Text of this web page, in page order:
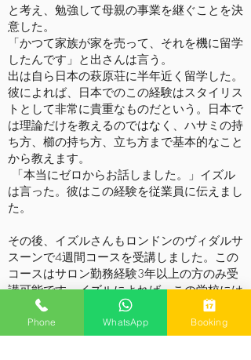
と考え、勉強して母親の事業を継ぐことを決
意した。
「かつて家族が家を売って、それを機に留学
したんです」と出さんは言う。
出は自ら日本の萩原荘に半年近く留学した。
彼によれば、日本でのこの経験はスタイリス
トとして非常に貴重なものだという。日本で
は理論だけを教えるのではなく、ハサミの持
ち方、櫛の持ち方、立ち方まで基本的なこと
から教えます。
「本当にゼロからお話しました。」イズル
は言った。彼はこの経験を従業員に伝えまし
た。
その後、イズルさんもロンドンのヴィダルサ
スーンで4週間コースを受講しました。この
コースはサロン勤務経験3年以上の方のみ受
講可能です。イズルによれば、この学校には
学ぶべき有益な理論がたくさんあるとのこ
と。出は自主的な指導に慣れず、最初は戸惑
っていた。しかし、イズルはヨーロッパには
Phone WhatsApp Booking